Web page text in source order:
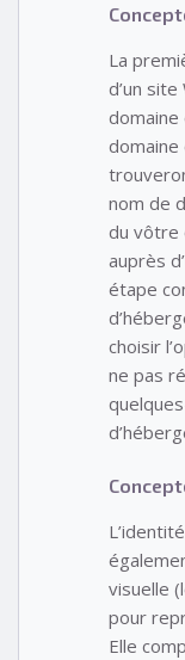
La
d’un
domaine
domaine
nom de
du vôtre
auprès
étape
choisir
ne pas
visuelle
pour
Elle